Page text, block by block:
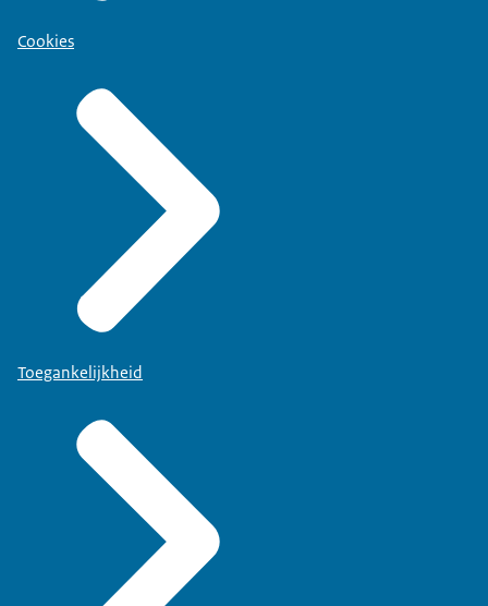
Cookies
Toegankelijkheid